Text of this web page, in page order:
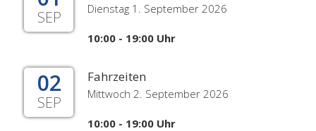
SEP Dienstag 1. September 2026
10:00 - 19:00 Uhr
02
SEP
Fahrzeiten
Mittwoch 2. September 2026
10:00 - 19:00 Uhr